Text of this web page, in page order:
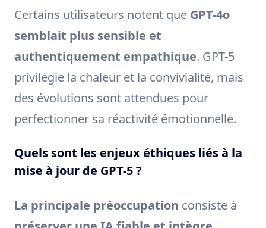
Certains utilisateurs notent que GPT-4o
semblait plus sensible et
authentiquement empathique. GPT-5
privilégie la chaleur et la convivialité, mais
des évolutions sont attendues pour
perfectionner sa réactivité émotionnelle.
Quels sont les enjeux éthiques liés à la
mise à jour de GPT-5 ?
La principale préoccupation consiste à